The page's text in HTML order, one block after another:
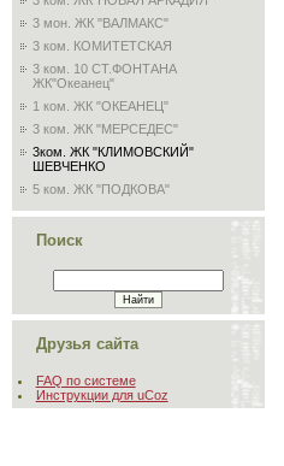
3 мон. ЖК "ВАЛМАКС"
3 ком. КОМИТЕТСКАЯ
3 ком. 10 СТ.ФОНТАНА
ЖК"Океанец"
1 ком. ЖК "ОКЕАНЕЦ"
3 ком. ЖК "МЕРСЕДЕС"
3ком. ЖК "КЛИМОВСКИЙ"
ШЕВЧЕНКО
5 ком. ЖК "ПОДКОВА"
Поиск
Друзья сайта
FAQ по системе
Инструкции для uCoz